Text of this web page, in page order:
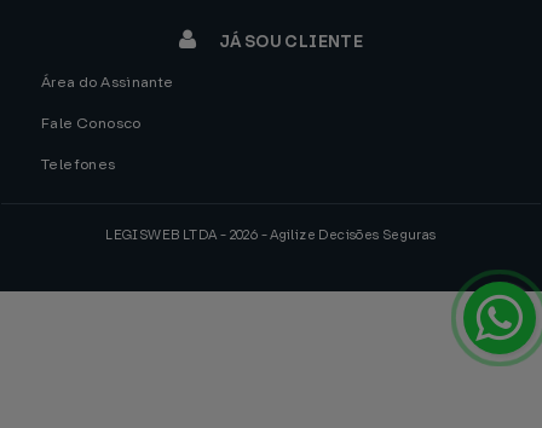
JÁ SOU CLIENTE
Área do Assinante
Fale Conosco
Telefones
LEGISWEB LTDA - 2026 - Agilize Decisões Seguras